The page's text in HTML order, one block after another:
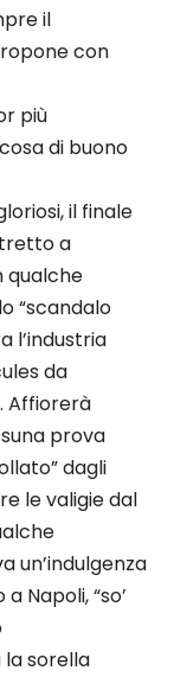
il
con
più
di buono
il finale
a
qualche
“scandalo
l’industria
da
Affiorerà
prova
dagli
le valigie dal
un’indulgenza
Napoli, “so’
la sorella